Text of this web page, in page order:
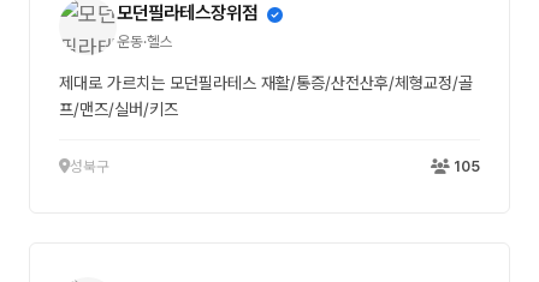
모던필라테스장위점
운동·헬스
제대로 가르치는 모던필라테스 재활/통증/산전산후/체형교정/골
프/맨즈/실버/키즈
성북구 105